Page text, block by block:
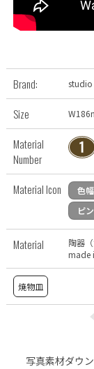
Brand:
Size W186
Material
Number
Material Icon 色幅
ピ
Material 陶器
made
焼物皿
写真素材ダウ